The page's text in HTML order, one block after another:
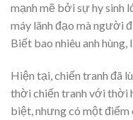
mạnh mẽ bởi sự hy sinh
máy lãnh đạo mà người
Biết bao nhiêu anh hùng,
Hiện tại, chiến tranh đã
thời chiến tranh với thời
biệt, nhưng có một